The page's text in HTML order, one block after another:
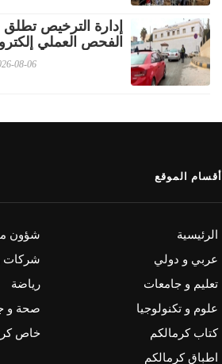
إدارة الترخيص
الفحص العملي
08-06
أقسام الموقع
الرئيسية
شؤون
عربي و دولي
شركات
تعليم و جامعات
رياضة
علوم و تكنولوجيا
صحة و
كتاب كرمالكم
خاص
اطباق كرمالكم